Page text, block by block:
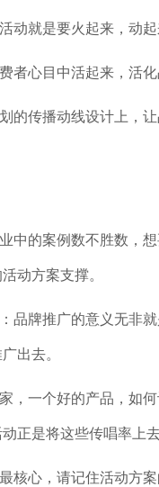
就是要火起来，动起
心目中活起来，活化
传播动线设计上，让
中的案例数不胜数，
动方案支撑。
牌推广的意义无非就
出去。
一个好的产品，如何
正是将这些传唱率上
心，请记住活动方案